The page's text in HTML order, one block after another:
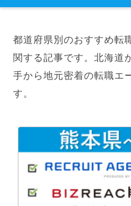
都道府県別のおすすめ転
関する記事です。北海道
手から地元密着の転職エ
す。